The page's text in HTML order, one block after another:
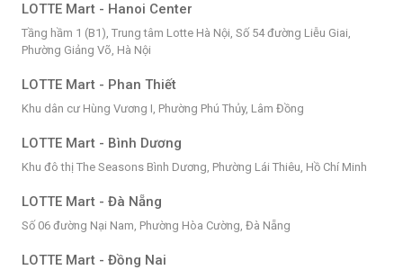
LOTTE Mart - Hanoi Center
Tầng hầm 1 (B1), Trung tâm Lotte Hà Nội, Số 54 đường Liễu Giai,
Phường Giảng Võ, Hà Nội
LOTTE Mart - Phan Thiết
Khu dân cư Hùng Vương I, Phường Phú Thủy, Lâm Đồng
LOTTE Mart - Bình Dương
Khu đô thị The Seasons Bình Dương, Phường Lái Thiêu, Hồ Chí Minh
LOTTE Mart - Đà Nẵng
Số 06 đường Nại Nam, Phường Hòa Cường, Đà Nẵng
LOTTE Mart - Đồng Nai